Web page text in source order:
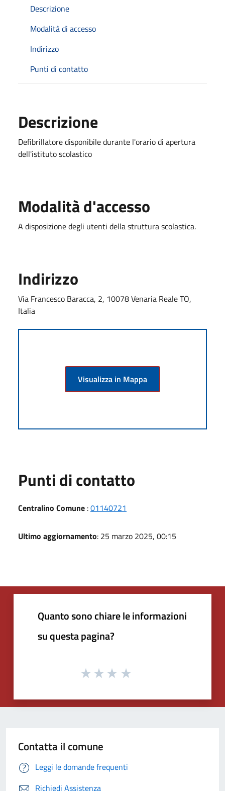
Descrizione
Modalità di accesso
Indirizzo
Punti di contatto
Descrizione
Defibrillatore disponibile durante l'orario di apertura
dell'istituto scolastico
Modalità d'accesso
A disposizione degli utenti della struttura scolastica.
Indirizzo
Via Francesco Baracca, 2, 10078 Venaria Reale TO,
Italia
Visualizza in Mappa
Punti di contatto
Centralino Comune :01140721
Ultimo aggiornamento: 25 marzo 2025, 00:15
Quanto sono chiare le informazioni
su questa pagina?
Contatta il comune
Leggi le domande frequenti
Richiedi Assistenza